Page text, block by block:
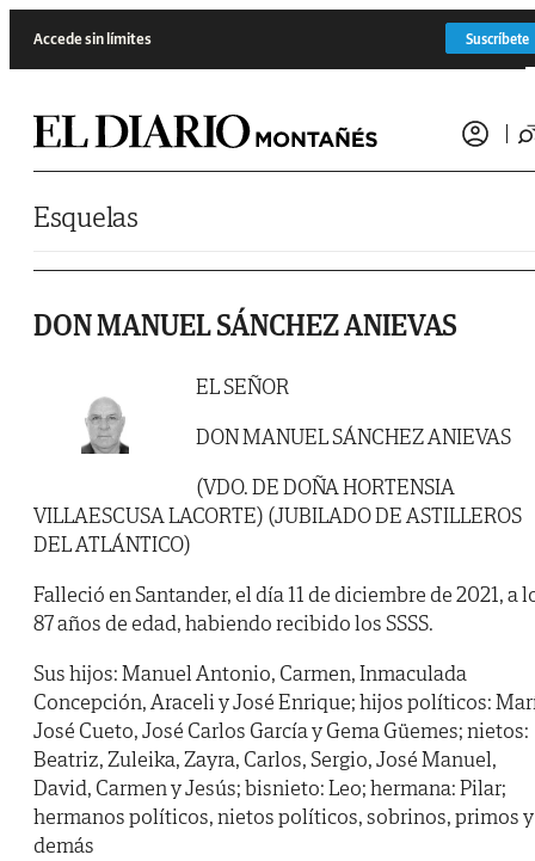
Accede sin límites Suscríbete
Esquelas
DON MANUEL SÁNCHEZ ANIEVAS
EL SEÑOR
DON MANUEL SÁNCHEZ ANIEVAS
(VDO. DE DOÑA HORTENSIA
VILLAESCUSA LACORTE) (JUBILADO DE ASTILLEROS
DEL ATLÁNTICO)
Falleció en Santander, el día 11 de diciembre de 2021, a
87 años de edad, habiendo recibido los SSSS.
Sus hijos: Manuel Antonio, Carmen, Inmaculada
Concepción, Araceli y José Enrique; hijos políticos:
José Cueto, José Carlos García y Gema Güemes; nietos:
Beatriz, Zuleika, Zayra, Carlos, Sergio, José Manuel,
David, Carmen y Jesús; bisnieto: Leo; hermana: Pilar;
hermanos políticos, nietos políticos, sobrinos, primos y
demás